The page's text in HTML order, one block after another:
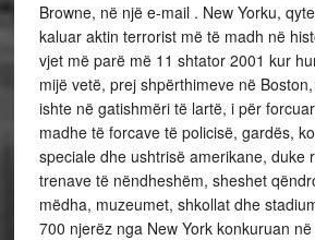
Browne, në një e-mail . New Yorku,
kaluar aktin terrorist më të madh në
vjet më parë më 11 shtator 2001 kur
mijë vetë, prej shpërthimeve në
ishte në gatishmëri të lartë, i për
madhe të forcave të policisë, gardës,
speciale dhe ushtrisë amerikane, duke
trenave të nëndheshëm, sheshet
mëdha, muzeumet, shkollat dhe
700 njerëz nga New York konkuruan